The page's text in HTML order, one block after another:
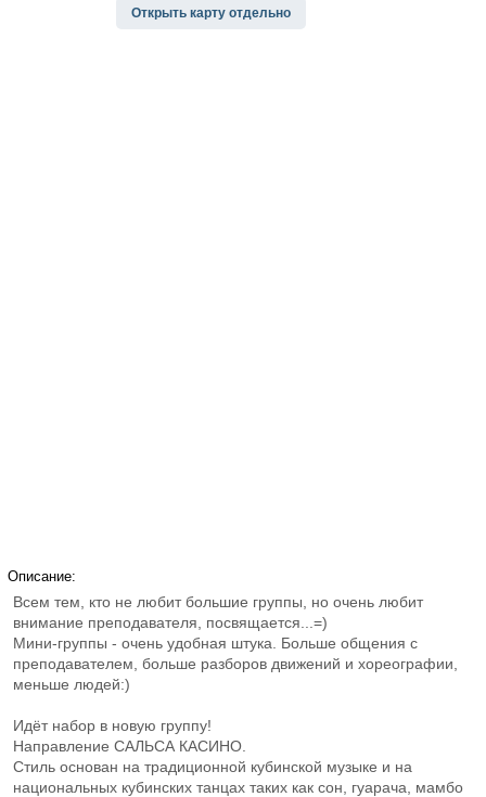
Открыть карту отдельно
Описание:
Всем тем, кто не любит большие группы, но очень любит
внимание преподавателя, посвящается...=)
Мини-группы - очень удобная штука. Больше общения с
преподавателем, больше разборов движений и хореографии,
меньше людей:)
Идёт набор в новую группу!
Направление САЛЬСА КАСИНО.
Стиль основан на традиционной кубинской музыке и на
национальных кубинских танцах таких как сон, гуарача, мамбо